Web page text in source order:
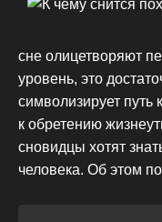
сне олицетворяют
уровень, это
символизирует путь
к обретению
сновидцы хотят
человека. Об этом